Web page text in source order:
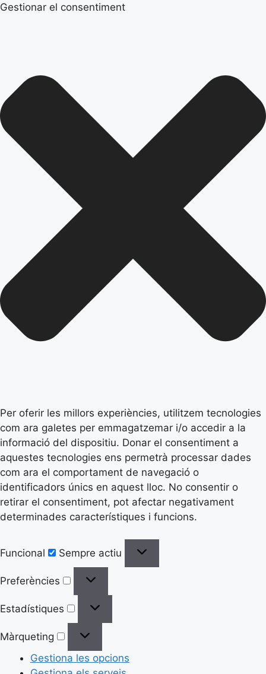
Gestionar el consentiment
Per oferir les millors experiències, utilitzem tecnologies
com ara galetes per emmagatzemar i/o accedir a la
informació del dispositiu. Donar el consentiment a
aquestes tecnologies ens permetrà processar dades
com ara el comportament de navegació o
identificadors únics en aquest lloc. No consentir o
retirar el consentiment, pot afectar negativament
determinades característiques i funcions.
Funcional Sempre actiu
Preferències
Estadístiques
Màrqueting
Gestiona les opcions